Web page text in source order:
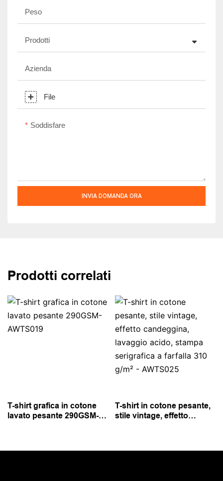
Peso
Prodotti
Azienda
File
Soddisfare
INVIA DOMANDA ORA
Prodotti correlati
T-shirt grafica in cotone
lavato pesante 290GSM-
T-shirt in cotone pesante,
stile vintage, effetto